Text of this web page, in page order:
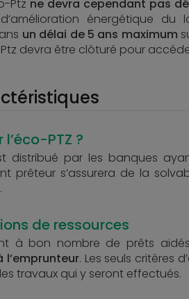
Ptz ne devra cependant pas
énergétique
un délai de 5 ans maximum
devra être clôturé pour
PTZ ?
distribué par les banques
prêteur s’assurera de la
de ressources
à bon nombre de prêts
l’emprunteur. Les seuls critères
travaux qui y seront effectués.